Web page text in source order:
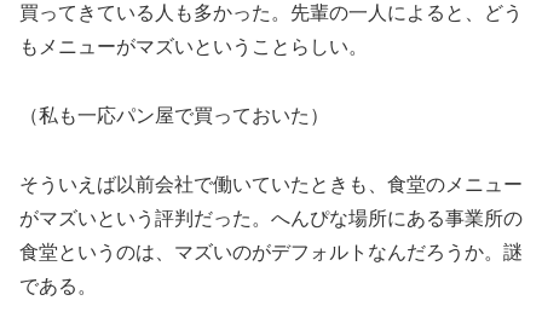
買ってきている人も多かった。先輩の一人によると、どう
もメニューがマズいということらしい。
（私も一応パン屋で買っておいた）
そういえば以前会社で働いていたときも、食堂のメニュー
がマズいという評判だった。へんぴな場所にある事業所の
食堂というのは、マズいのがデフォルトなんだろうか。謎
である。